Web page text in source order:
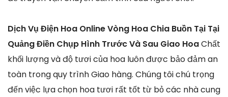
Dịch Vụ Điện Hoa Online Vòng Hoa Chia Buồn Tại Tại
Quảng Điền Chụp Hình Trước Và Sau Giao HoaChất
khối lượng và độ tươi của hoa luôn được bảo đảm an
toàn trong quy trình Giao hàng. Chúng tôi chú trọng
đến việc lựa chọn hoa tươi rất tốt từ bỏ các nhà cung